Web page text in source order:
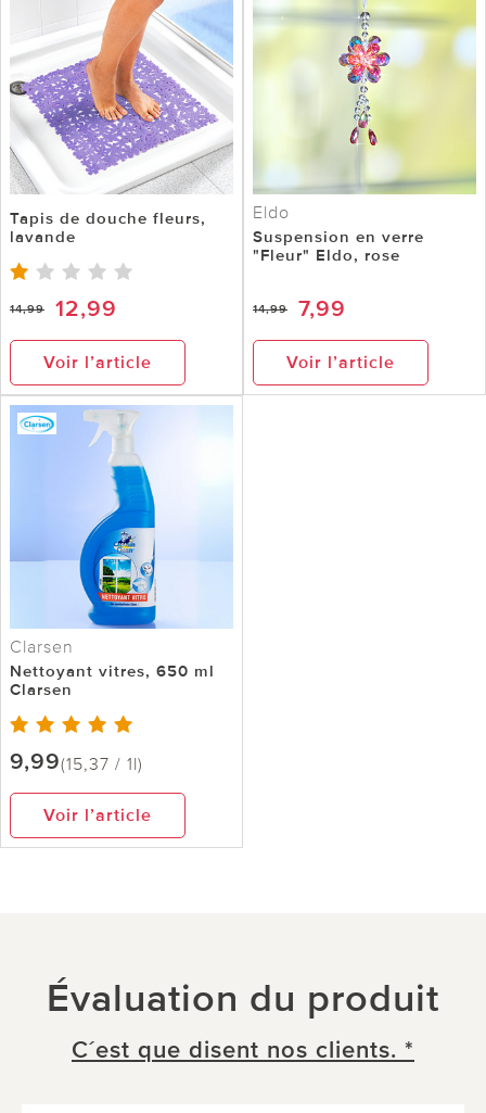
Tapis de douche fleurs,
lavande
14,99 12,99
Voir l’article
Eldo
Suspension en verre
"Fleur" Eldo, rose
14,99 7,99
Voir l’article
Clarsen
Nettoyant vitres, 650 ml
Clarsen
9,99(15,37 / 1l)
Voir l’article
Évaluation du produit
C´est que disent nos clients. *